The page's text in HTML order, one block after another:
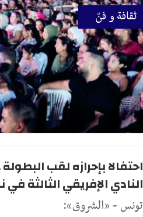
ثقافة و فنّ
احتفالا بإحرازه لقب
النادي الإفريقي الثالثة في
تونس - «الشروق»: